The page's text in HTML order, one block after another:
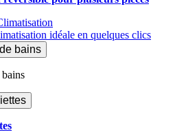
idéale en quelques clics
bains